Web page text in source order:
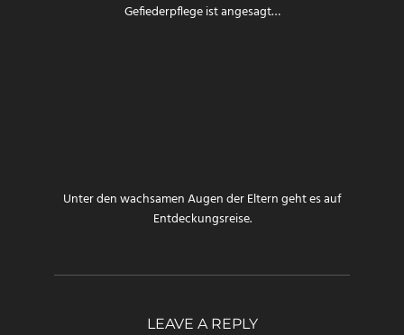
Gefiederpflege ist angesagt…
Unter den wachsamen Augen der Eltern geht es auf
Entdeckungsreise.
LEAVE A REPLY